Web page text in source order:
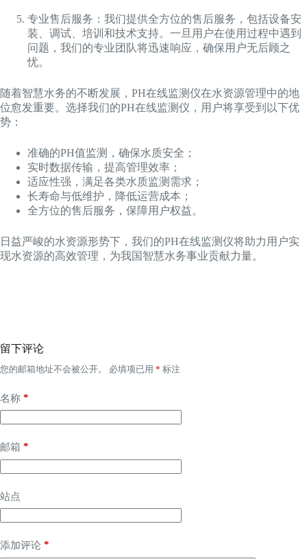
专业售后服务：我们提供全方位的售后服务，包括设备安
装、调试、培训和技术支持。一旦用户在使用过程中遇到
问题，我们的专业团队将迅速响应，确保用户无后顾之
忧。
随着智慧水务的不断发展，PH在线监测仪在水资源管理中的地
位愈发重要。选择我们的PH在线监测仪，用户将享受到以下优
势：
准确的PH值监测，确保水质安全；
实时数据传输，提高管理效率；
适应性强，满足各类水质监测需求；
长寿命与低维护，降低运营成本；
全方位的售后服务，保障用户权益。
日益严峻的水资源形势下，我们的PH在线监测仪将助力用户实
现水资源的高效管理，为我国智慧水务事业贡献力量。
留下评论
您的邮箱地址不会被公开。 必填项已用 * 标注
名称 *
邮箱 *
站点
添加评论 *